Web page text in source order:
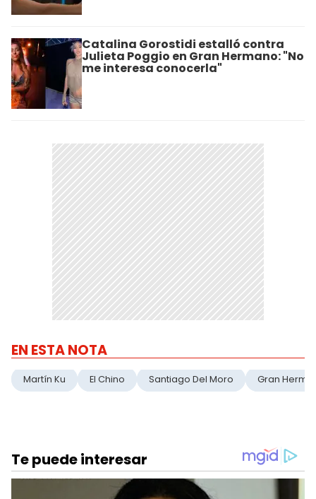
Catalina Gorostidi estalló contra
Julieta Poggio en Gran Hermano: "No
me interesa conocerla"
EN ESTA NOTA
Martín Ku El Chino Santiago Del Moro Gran